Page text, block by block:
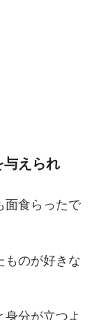
与えられ
面食らったで
ものが好きな
分が立つよ